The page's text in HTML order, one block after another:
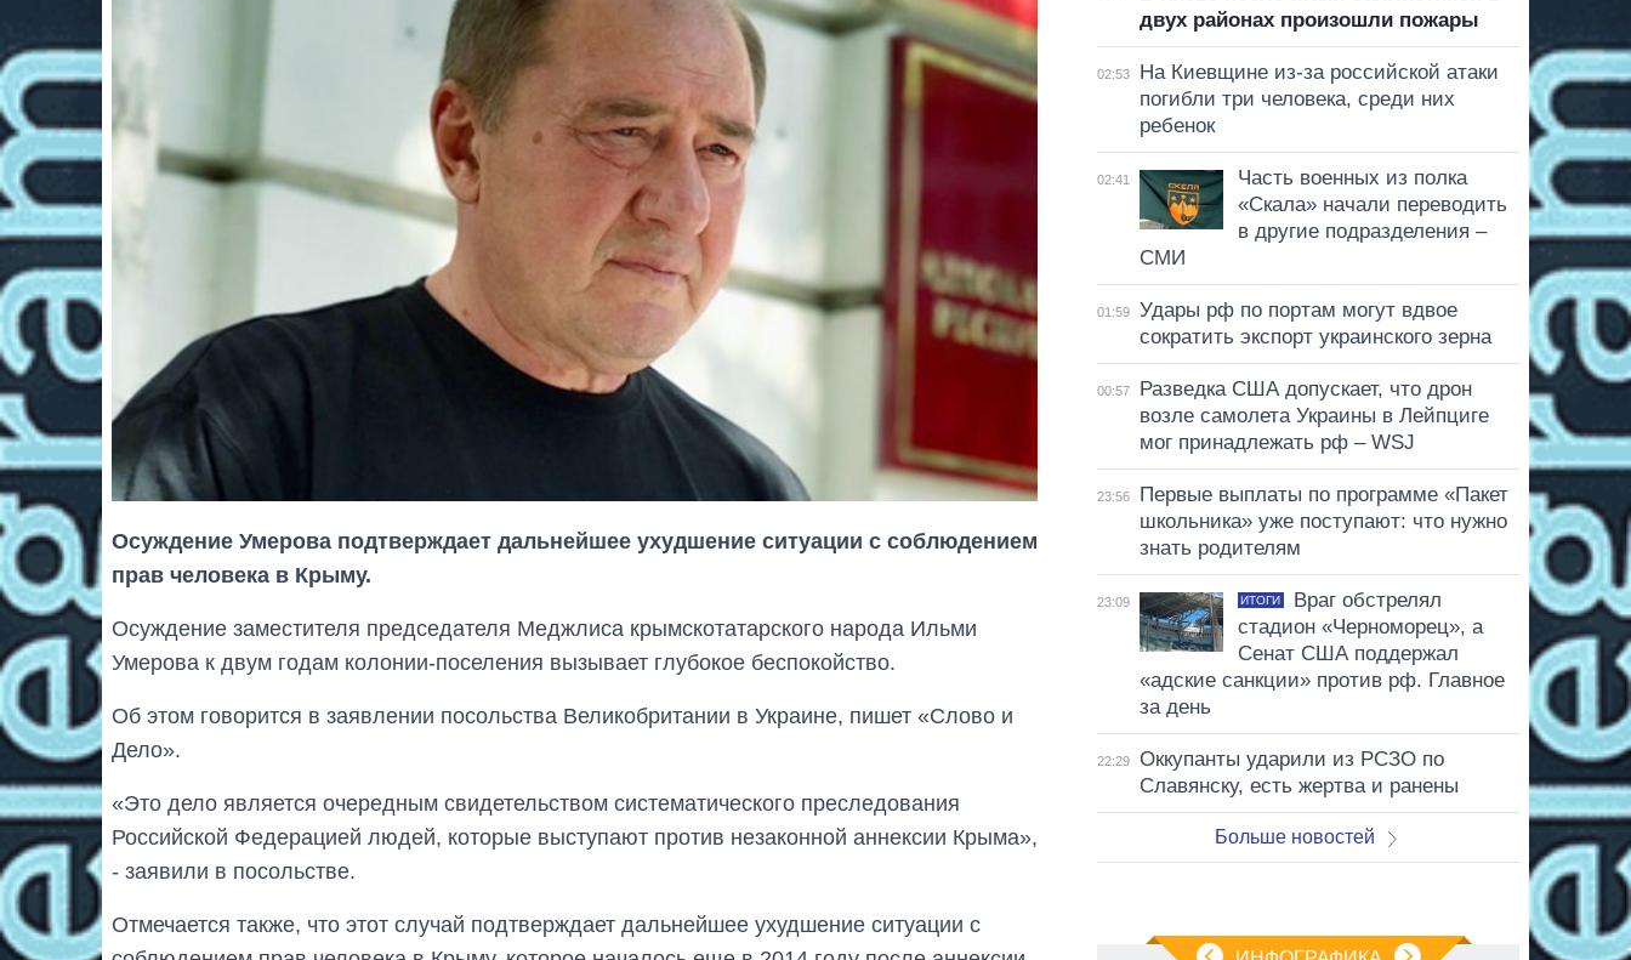
Осуждение Умерова подтверждает дальнейшее ухудшение ситуации с соблюдением
прав человека в Крыму.
Осуждение заместителя председателя Меджлиса крымскотатарского народа Ильми
Умерова к двум годам колонии-поселения вызывает глубокое беспокойство.
Об этом говорится в заявлении посольства Великобритании в Украине, пишет «Слово и
Дело».
«Это дело является очередным свидетельством систематического преследования
Российской Федерацией людей, которые выступают против незаконной аннексии Крыма»,
- заявили в посольстве.
Отмечается также, что этот случай подтверждает дальнейшее ухудшение ситуации с
двух районах произошли пожары
02:53
На Киевщине из-за российской атаки
погибли три человека, среди них
ребенок
02:41
Часть военных из полка
«Скала» начали переводить
в другие подразделения –
СМИ
01:59
Удары рф по портам могут вдвое
сократить экспорт украинского зерна
00:57
Разведка США допускает, что дрон
возле самолета Украины в Лейпциге
мог принадлежать рф – WSJ
23:56
Первые выплаты по программе «Пакет
школьника» уже поступают: что нужно
знать родителям
23:09 ИТОГИ
Враг обстрелял
стадион «Черноморец», а
Сенат США поддержал
«адские санкции» против рф. Главное
за день
22:29
Оккупанты ударили из РСЗО по
Славянску, есть жертва и ранены
Больше новостей